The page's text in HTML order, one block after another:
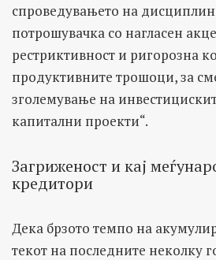
спроведувањето на
потрошувачка со нагласен
рестриктивност и ригорозна
продуктивните трошоци, за
зголемување на
капитални проекти“.
Загриженост и кај
кредитори
Дека брзото темпо на
текот на последните неколку